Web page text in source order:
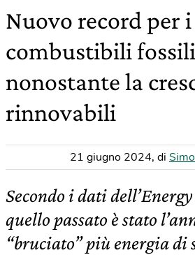
Nuovo record per i
combustibili
nonostante la
rinnovabili
21 giugno 2024, di
Secondo i dati
quello passato è stato
“bruciato” più energia di